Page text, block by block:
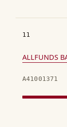
11
ALLFUNDS
A41001371